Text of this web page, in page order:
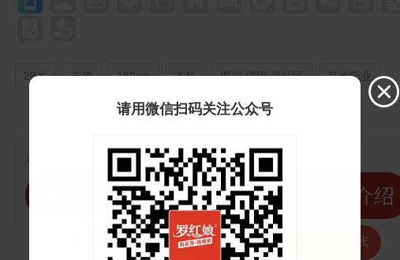
28岁 未婚 160cm 本科 四川 绵阳 游仙区 其他职业
个人独白：
 登录注册后可看清晰照片和自我介绍
发私信  打招呼 红娘牵线

请用微信扫码关注公众号